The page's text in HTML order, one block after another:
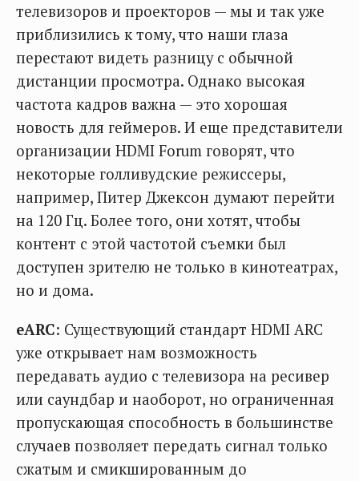
телевизоров и проекторов — мы и так уже
приблизились к тому, что наши глаза
перестают видеть разницу с обычной
дистанции просмотра. Однако высокая
частота кадров важна — это хорошая
новость для геймеров. И еще представители
организации HDMI Forum говорят, что
некоторые голливудские режиссеры,
например, Питер Джексон думают перейти
на 120 Гц. Более того, они хотят, чтобы
контент с этой частотой съемки был
доступен зрителю не только в кинотеатрах,
но и дома.
eARC: Существующий стандарт HDMI ARC
уже открывает нам возможность
передавать аудио с телевизора на ресивер
или саундбар и наоборот, но ограниченная
пропускающая способность в большинстве
случаев позволяет передать сигнал только
сжатым и смикшированным до